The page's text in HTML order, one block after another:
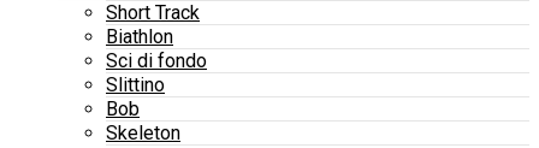
Short Track
Biathlon
Sci di fondo
Slittino
Bob
Skeleton